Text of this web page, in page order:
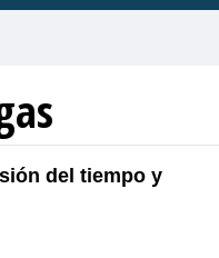
del tiempo y